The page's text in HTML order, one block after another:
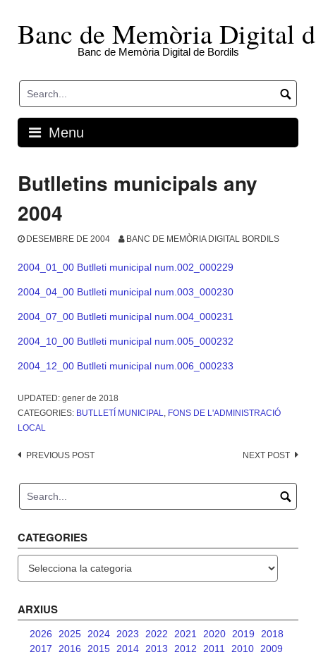
contentBanc de Memòria Digital
Banc de Memòria Digital de Bordils
Menu
Butlletins municipals any
2004
DESEMBRE DE 2004 BANC DE MEMÒRIA DIGITAL BORDILS
2004_01_00 Butlleti municipal num.002_000229
2004_04_00 Butlleti municipal num.003_000230
2004_07_00 Butlleti municipal num.004_000231
2004_10_00 Butlleti municipal num.005_000232
2004_12_00 Butlleti municipal num.006_000233
UPDATED: gener de 2018
CATEGORIES: BUTLLETÍ MUNICIPAL, FONS DE L'ADMINISTRACIÓ
LOCAL
Post
PREVIOUS POST NEXT POST
CATEGORIES
ARXIUS
2026 2025 2024 2023 2022 2021 2020 2019
2018
2017
2016 2015 2014 2013 2012 2011 2010 2009